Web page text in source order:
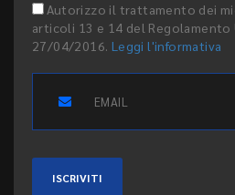
Autorizzo il trattamento dei
articoli 13 e 14 del Regolamento
27/04/2016. Leggi l'informativa
ISCRIVITI